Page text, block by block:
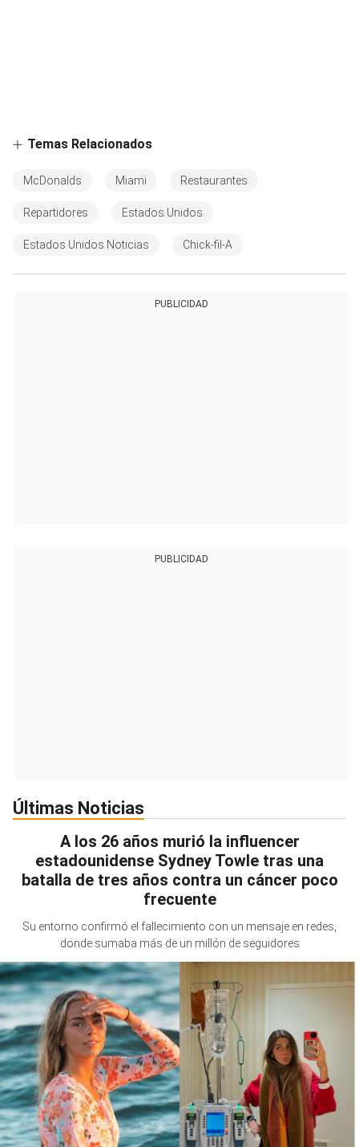
Temas Relacionados
McDonalds Miami Restaurantes
Repartidores Estados Unidos
Estados Unidos Noticias Chick-fil-A
PUBLICIDAD
PUBLICIDAD
Últimas Noticias
A los 26 años murió la influencer
estadounidense Sydney Towle tras una
batalla de tres años contra un cáncer poco
frecuente
Su entorno confirmó el fallecimiento con un mensaje en redes,
donde sumaba más de un millón de seguidores